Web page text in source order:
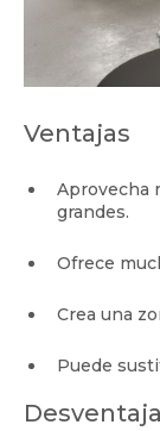
Ventajas
Aprovecha
grandes.
Ofrece
Crea una
Puede